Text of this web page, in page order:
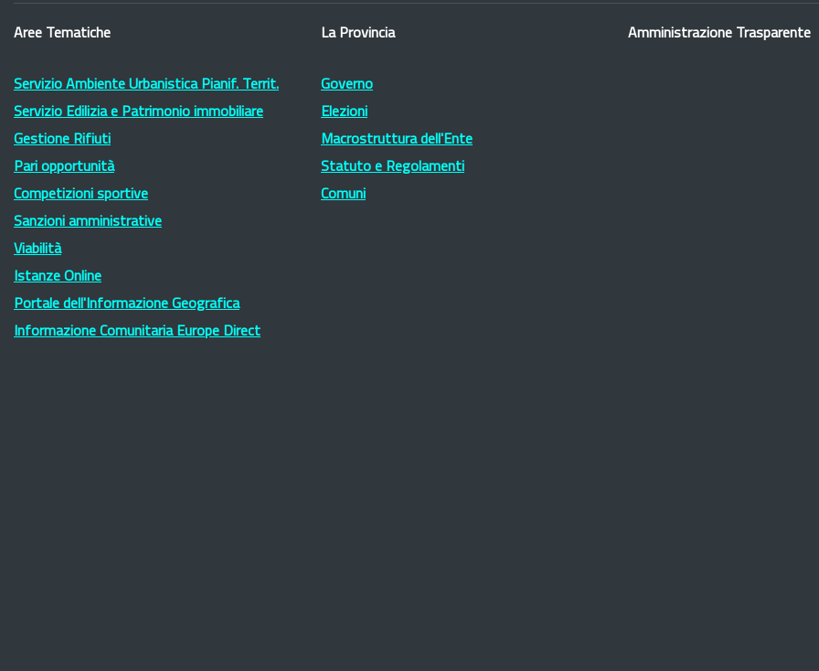
Aree Tematiche
Servizio Ambiente Urbanistica Pianif. Territ.
Servizio Edilizia e Patrimonio immobiliare
Gestione Rifiuti
Pari opportunità
Competizioni sportive
Sanzioni amministrative
Viabilità
Istanze Online
Portale dell'Informazione Geografica
Informazione Comunitaria Europe Direct
La Provincia
Governo
Elezioni
Macrostruttura dell'Ente
Statuto e Regolamenti
Comuni
Amministrazione Trasparente